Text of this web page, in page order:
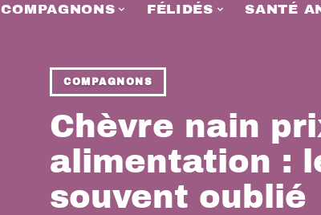
COMPAGNONS FÉLIDÉS SANTÉ
COMPAGNONS
Chèvre nain
alimentation :
souvent oublié